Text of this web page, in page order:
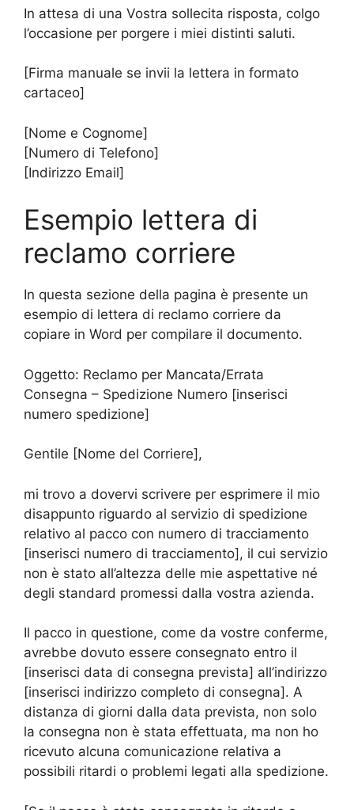
In attesa di una Vostra sollecita risposta, colgo
l’occasione per porgere i miei distinti saluti.
[Firma manuale se invii la lettera in formato
cartaceo]
[Nome e Cognome]
[Numero di Telefono]
[Indirizzo Email]
Esempio lettera di
reclamo corriere
In questa sezione della pagina è presente un
esempio di lettera di reclamo corriere da
copiare in Word per compilare il documento.
Oggetto: Reclamo per Mancata/Errata
Consegna – Spedizione Numero [inserisci
numero spedizione]
Gentile [Nome del Corriere],
mi trovo a dovervi scrivere per esprimere il mio
disappunto riguardo al servizio di spedizione
relativo al pacco con numero di tracciamento
[inserisci numero di tracciamento], il cui servizio
non è stato all’altezza delle mie aspettative né
degli standard promessi dalla vostra azienda.
Il pacco in questione, come da vostre conferme,
avrebbe dovuto essere consegnato entro il
[inserisci data di consegna prevista] all’indirizzo
[inserisci indirizzo completo di consegna]. A
distanza di giorni dalla data prevista, non solo
la consegna non è stata effettuata, ma non ho
ricevuto alcuna comunicazione relativa a
possibili ritardi o problemi legati alla spedizione.